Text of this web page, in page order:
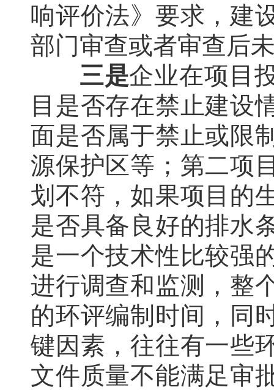
响评价法》要求，建
部门审查或者审查后
三是企业在项目
目是否存在禁止建设
面是否属于禁止或限
源保护区等；第二项
划不符，如果项目的
是否具备良好的排水
是一个技术性比较强
进行调查和监测，整
的环评编制时间，同
键因素，往往有一些
文件质量不能满足审